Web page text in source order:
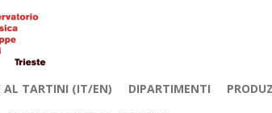
AL TARTINI (IT/EN) DIPARTIMENTI